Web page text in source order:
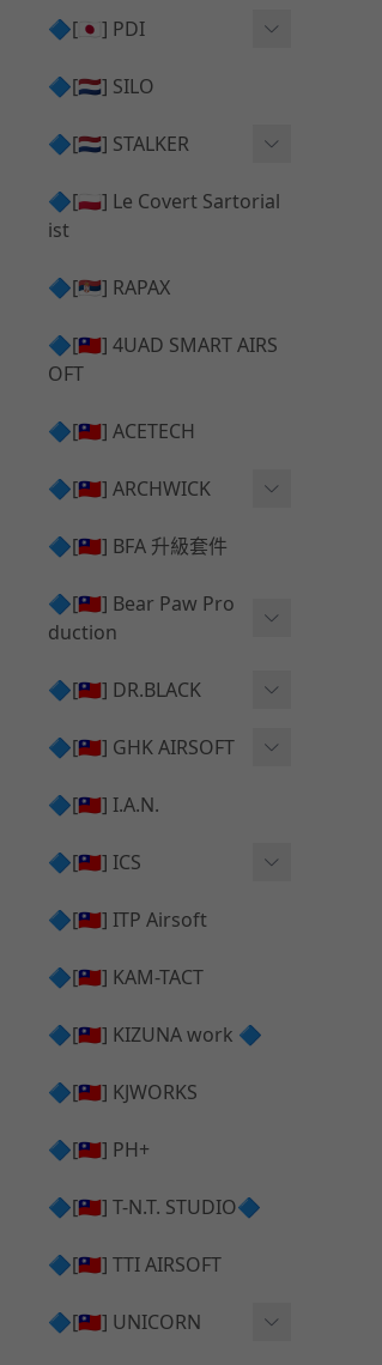
SILVERBACK SRS
MDR-X 🟦 主體 ⧸ 彈匣
✅ 通用 ⧸ 精品
MDR-X 🔄 原廠 ⧸ 零件
TAC-41 🔄 原廠 ⧸ 零件
SRS ⧸ HTI ⧸ TAC-41
Lambda 05 GBB 精密內管
Lambda 03 AEG 精密內管
Lambda 05 AEG 精密內管
🔷[🇯🇵] PDI
01 精密內管
05 精密內管
08 精密內管
🔷[🇳🇱] SILO
🔷[🇳🇱] STALKER
Action Army AAP01 升級
套件
HOP膠皮 ⧸ 下壓塊
件
[夢神⧸Morpheus] 不鏽鋼
內管
套件
[夢神⧸Morpheus] 碳鋼 內
管
🔷[🇵🇱] Le Covert Sartorial
ist
🔷[🇷🇸] RAPAX
🔷[🇹🇼] 4UAD SMART AIRS
OFT
🔷[🇹🇼] ACETECH
🔷[🇹🇼] ARCHWICK
衝鋒套件 Convertion Kit
MWS 升級組件
B＆T APC9 系列產品
B＆T SPR300系列產品
HOP膠皮
🔷[🇹🇼] BFA 升級套件
🔷[🇹🇼] Bear Paw Pro
duction
T-5000
🔷[🇹🇼] DR.BLACK
Hi-capa 彈匣外觀
維護保養
Hi-capa 上半外觀
Hi-capa 內部升級
🔷[🇹🇼] GHK AIRSOFT
AR ⧸ M4 GBB 原廠零件
AKM V3 主體 ＆ 原廠零件
G5 原廠零件
G17 GEN.3 原廠零件
AR ⧸ M4 GBB 升級套件
🔷[🇹🇼] I.A.N.
🔷[🇹🇼] ICS
Hi-Capa 維修零件
ICS 成槍
🔷[🇹🇼] ITP Airsoft
🔷[🇹🇼] KAM-TACT
🔷[🇹🇼] KIZUNA work 🔷
🔷[🇹🇼] KJWORKS
🔷[🇹🇼] PH+
🔷[🇹🇼] T-N.T. STUDIO🔷
🔷[🇹🇼] TTI AIRSOFT
🔷[🇹🇼] UNICORN